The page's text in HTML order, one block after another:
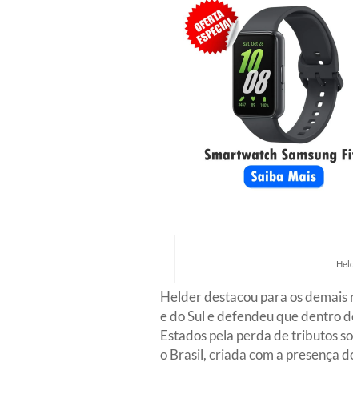
Helder destacou para os
e do Sul e defendeu que dentro
Estados pela perda de tributos
o Brasil, criada com a presença